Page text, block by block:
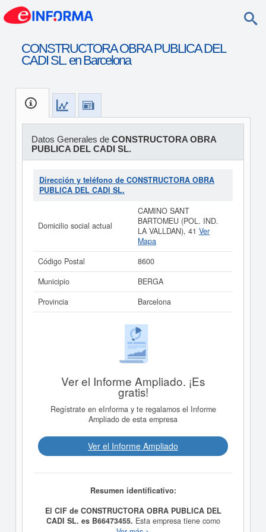
CONSTRUCTORA OBRA PUBLICA DEL
CADI SL. en Barcelona
Datos Generales de CONSTRUCTORA OBRA
PUBLICA DEL CADI SL.
Dirección y teléfono de CONSTRUCTORA OBRA
PUBLICA DEL CADI SL.
Domicilio social actual
CAMINO SANT
BARTOMEU (POL. IND.
LA VALLDAN), 41 Ver
Mapa
Código Postal
8600
Municipio
BERGA
Provincia
Barcelona
Ver el Informe Ampliado. ¡Es
gratis!
Regístrate en eInforma y te regalamos el Informe
Ampliado de esta empresa
Ver el Informe Ampliado
Resumen identificativo:
El CIF de CONSTRUCTORA OBRA PUBLICA DEL
CADI SL. es B66473455. Esta empresa tiene como